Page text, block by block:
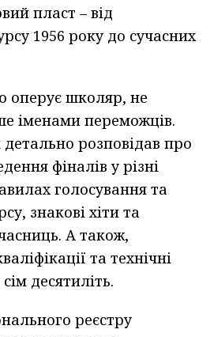
пласт – від
1956 року до сучасних
оперує школяр, не
іменами переможців.
розповідав про
фіналів у різні
голосування та
знакові хіти та
А також,
та технічні
десятиліть.
реєстру